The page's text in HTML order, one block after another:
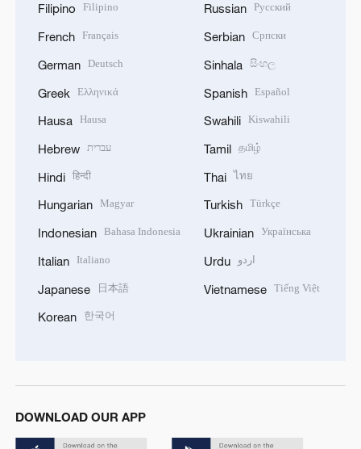
Filipino Filipino
French Français
German Deutsch
Greek Ελληνικά
Hausa Hausa
Hebrew עברית
Hindi हिन्दी
Hungarian Magyar
Indonesian Bahasa Indonesia
Italian Italiano
Japanese 日本語
Korean 한국어
Russian Русский
Serbian Српски
Sinhala සිංහල
Spanish Español
Swahili Kiswahili
Tamil தமிழ்
Thai ไทย
Turkish Türkçe
Ukrainian Українська
Urdu اردو
Vietnamese Tiếng Việt
DOWNLOAD OUR APP